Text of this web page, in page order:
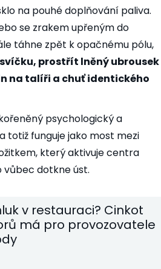
na pouhé doplňování paliva.
se zrakem upřeným do
táhne zpět k opačnému pólu,
prostřít lněný ubrousek
na talíři a chuť identického
psychologický a
totiž funguje jako most mezi
který aktivuje centra
vůbec dotkne úst.
v restauraci? Cinkot
má pro provozovatele